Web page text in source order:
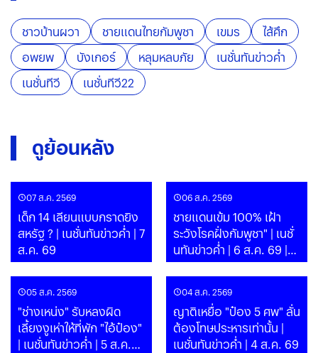
ชาวบ้านผวา ชายแดนไทยกัมพูชา เขมร
ไส้ศึก
อพยพ
บังเกอร์ หลุมหลบภัย
เนชั่นทันข่าวค่ำ
เนชั่นทีวี
เนชั่นทีวี22
ดูย้อนหลัง
07 ส.ค. 2569
เด็ก 14 เลียนแบบกราดยิง
สหรัฐ ? | เนชั่นทันข่าวค่ำ | 7
ส.ค. 69
06 ส.ค. 2569
ชายแดนเข้ม 100% เฝ้า
ระวังโรคฝั่งกัมพูชา" | เนชั่
นทันข่าวค่ำ | 6 ส.ค. 69 |
PART
05 ส.ค. 2569
"ช่างเหน่ง" รับหลงผิด
เลี้ยงงูเห่าให้ที่พัก "ไอ้ป๋อง"
| เนชั่นทันข่าวค่ำ | 5 ส.ค.
04 ส.ค. 2569
ญาติเหยื่อ "ป๋อง 5 ศพ" ลั่น
ต้องโทษประหารเท่านั้น |
เนชั่นทันข่าวค่ำ | 4 ส.ค. 69